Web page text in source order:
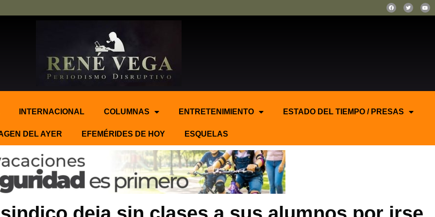
INTERNACIONAL COLUMNAS ENTRETENIMIENTO ESTADO DEL TIEMPO / PRESAS
DEL AYER EFEMÉRIDES DE HOY ESQUELAS